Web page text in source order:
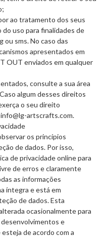
ao tratamento dos seus
do uso para finalidades de
ou sms. No caso das
apresentados em
OUT enviados em qualquer
consulte a sua área
algum desses direitos
o seu direito
artscrafts.com.
os princípios
de dados. Por isso,
de privacidade online para
de erros e claramente
as informações
íntegra e está em
de dados. Esta
ocasionalmente para
e
de acordo com a